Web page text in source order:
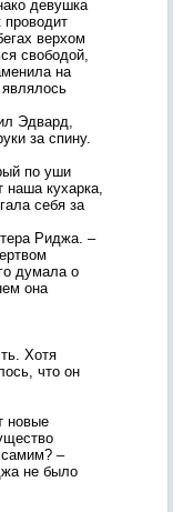
девушка
проводит
верхом
свободой,
на
являлось
Эдвард,
за спину.
по уши
наша кухарка,
себя за
Риджа. –
думала о
она
Хотя
что он
новые
–
не было